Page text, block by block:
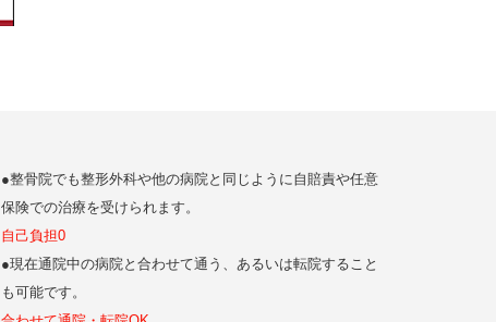
●整骨院でも整形外科や他の病院と同じように自賠責や任意
保険での治療を受けられます。
自己負担0
●現在通院中の病院と合わせて通う、あるいは転院すること
も可能です。